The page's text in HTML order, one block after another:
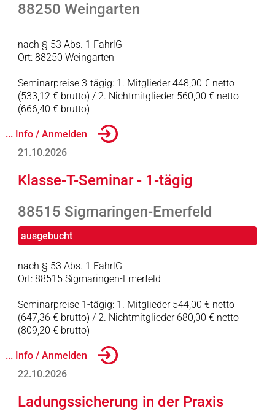
88250 Weingarten
nach § 53 Abs. 1 FahrlG
Ort: 88250 Weingarten
Seminarpreise 3-tägig: 1. Mitglieder 448,00 € netto
(533,12 € brutto) / 2. Nichtmitglieder 560,00 € netto
(666,40 € brutto)
... Info / Anmelden
21.10.2026
Klasse-T-Seminar - 1-tägig
88515 Sigmaringen-Emerfeld
ausgebucht
nach § 53 Abs. 1 FahrlG
Ort: 88515 Sigmaringen-Emerfeld
Seminarpreise 1-tägig: 1. Mitglieder 544,00 € netto
(647,36 € brutto) / 2. Nichtmitglieder 680,00 € netto
(809,20 € brutto)
... Info / Anmelden
22.10.2026
Ladungssicherung in der Praxis